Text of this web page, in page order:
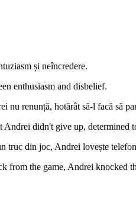
și neîncredere.
enthusiasm and disbelief.
nu renunță, hotărât să-l facă să
didn't give up, determined
truc din joc, Andrei lovește
from the game, Andrei knocked